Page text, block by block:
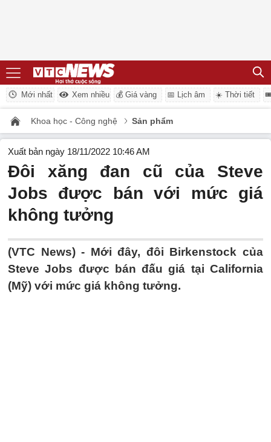
Mới nhất Xem nhiều 💰 Giá vàng 📅 Lịch âm ☀️ Thời tiết
Khoa học - Công nghệ Sản phẩm
Xuất bản ngày 18/11/2022 10:46 AM
Đôi xăng đan cũ của Steve
Jobs được bán với mức giá
không tưởng
(VTC News) - Mới đây, đôi Birkenstock của
Steve Jobs được bán đấu giá tại California
(Mỹ) với mức giá không tưởng.